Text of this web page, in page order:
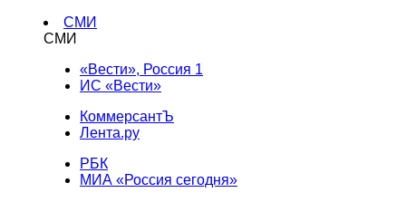
СМИ
СМИ
«Вести», Россия 1
ИС «Вести»
КоммерсантЪ
Лента.ру
РБК
МИА «Россия сегодня»